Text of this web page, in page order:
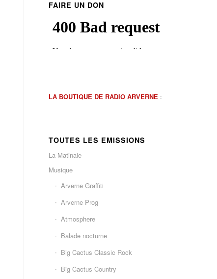
FAIRE UN DON
LA BOUTIQUE DE RADIO ARVERNE :
TOUTES LES EMISSIONS
La Matinale
Musique
Arverne Graffiti
Arverne Prog
Atmosphere
Balade nocturne
Big Cactus Classic Rock
Big Cactus Country